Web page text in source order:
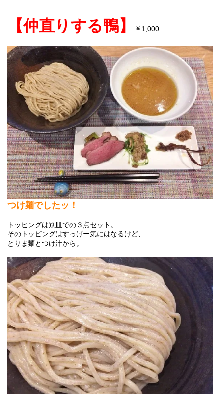
【仲直りする鴨】 ￥1,000
つけ麺でしたッ！
トッピングは別皿での３点セット。
そのトッピングはすっげー気にはなるけど、
とりま麺とつけ汁から。